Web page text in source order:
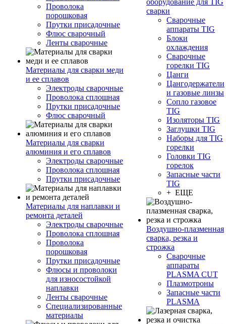
Проволока
порошковая
Прутки присадочные
Флюс сварочный
Ленты сварочные
Материалы для сварки меди
и ее сплавов
Электроды сварочные
Проволока сплошная
Прутки присадочные
Флюс сварочный
Материалы для сварки
алюминия и его сплавов
Электроды сварочные
Проволока сплошная
Прутки присадочные
Материалы для наплавки и
ремонта деталей
Электроды сварочные
Проволока сплошная
Проволока
порошковая
Прутки присадочные
Флюсы и проволоки
для износостойкой
наплавки
Ленты сварочные
Специализированные
материалы
оборудование для TIG
сварки
Сварочные
аппараты TIG
Блоки
охлаждения
Сварочные
горелки TIG
Цанги
Цангодержатели
и газовые линзы
Сопло газовое
TIG
Изоляторы TIG
Заглушки TIG
Наборы для TIG
горелки
Головки TIG
горелок
Запасные части
TIG
+ ЕЩЕ
Воздушно-плазменная
сварка, резка и
строжка
Сварочные
аппараты
PLASMA CUT
Плазмотроны
Запасные части
PLASMA